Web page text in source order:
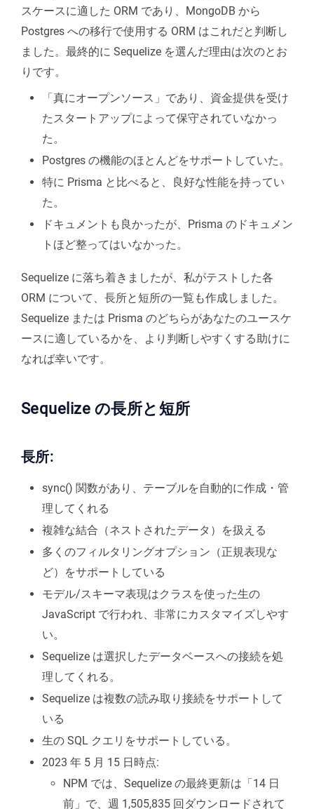
スケースに適した ORM であり、MongoDB から
Postgres への移行で使用する ORM はこれだと判断し
ました。最終的に Sequelize を選んだ理由は次のとお
りです。
「真にオープンソース」であり、資金提供を受け
たスタートアップによって保守されていなかっ
た。
Postgres の機能のほとんどをサポートしていた。
特に Prisma と比べると、良好な性能を持ってい
た。
ドキュメントも良かったが、Prisma のドキュメン
トほど整ってはいなかった。
Sequelize に落ち着きましたが、私がテストした各
ORM について、長所と短所の一覧も作成しました。
Sequelize または Prisma のどちらがあなたのユースケ
ースに適しているかを、より判断しやすくする助けに
なれば幸いです。
Sequelize の長所と短所
長所:
sync() 関数があり、テーブルを自動的に作成・管
理してくれる
複雑な結合（ネストされたデータ）を扱える
多くのフィルタリングオプション（正規表現な
ど）をサポートしている
モデル/スキーマ表現はクラスを使った生の
JavaScript で行われ、非常にカスタマイズしやす
い。
Sequelize は選択したデータベースへの接続を処
理してくれる。
Sequelize は複数の読み取り接続をサポートして
いる
生の SQL クエリをサポートしている。
2023 年 5 月 15 日時点:
NPM では、Sequelize の最終更新は「14 日
前」で、週 1,505,835 回ダウンロードされて